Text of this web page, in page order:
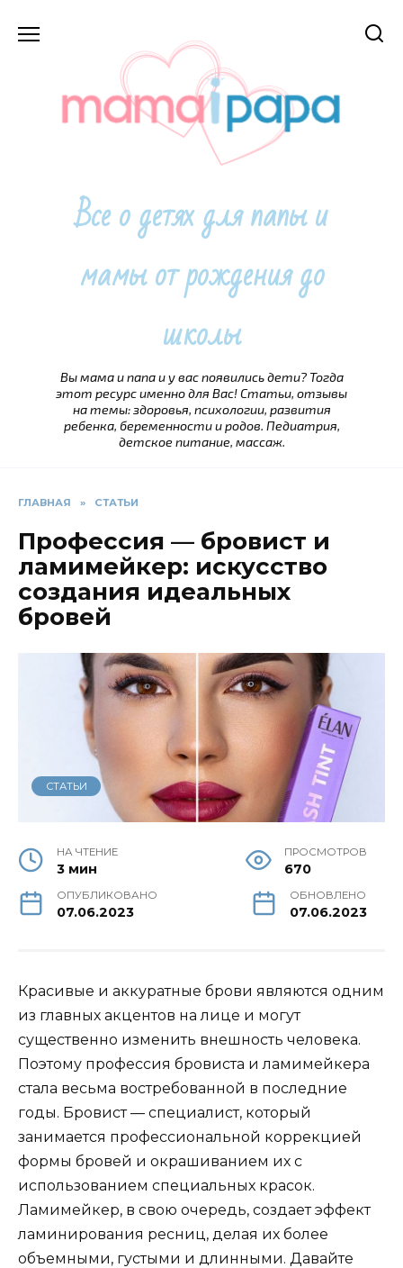
Все о детях для папы и
мамы от рождения до
школы
Вы мама и папа и у вас появились дети? Тогда
этот ресурс именно для Вас! Статьи, отзывы
на темы: здоровья, психологии, развития
ребенка, беременности и родов. Педиатрия,
детское питание, массаж.
ГЛАВНАЯ » СТАТЬИ
Профессия — бровист и
ламимейкер: искусство
создания идеальных
бровей
СТАТЬИ
НА ЧТЕНИЕ
3 мин
ПРОСМОТРОВ
670
ОПУБЛИКОВАНО
07.06.2023
ОБНОВЛЕНО
07.06.2023
Красивые и аккуратные брови являются одним
из главных акцентов на лице и могут
существенно изменить внешность человека.
Поэтому профессия бровиста и ламимейкера
стала весьма востребованной в последние
годы. Бровист — специалист, который
занимается профессиональной коррекцией
формы бровей и окрашиванием их с
использованием специальных красок.
Ламимейкер, в свою очередь, создает эффект
ламинирования ресниц, делая их более
объемными, густыми и длинными. Давайте